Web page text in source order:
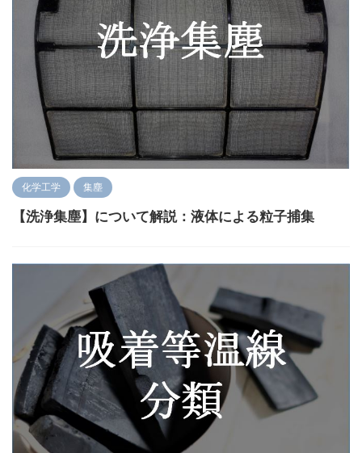
化学工学 集塵
【洗浄集塵】について解説：液体による粒子捕集